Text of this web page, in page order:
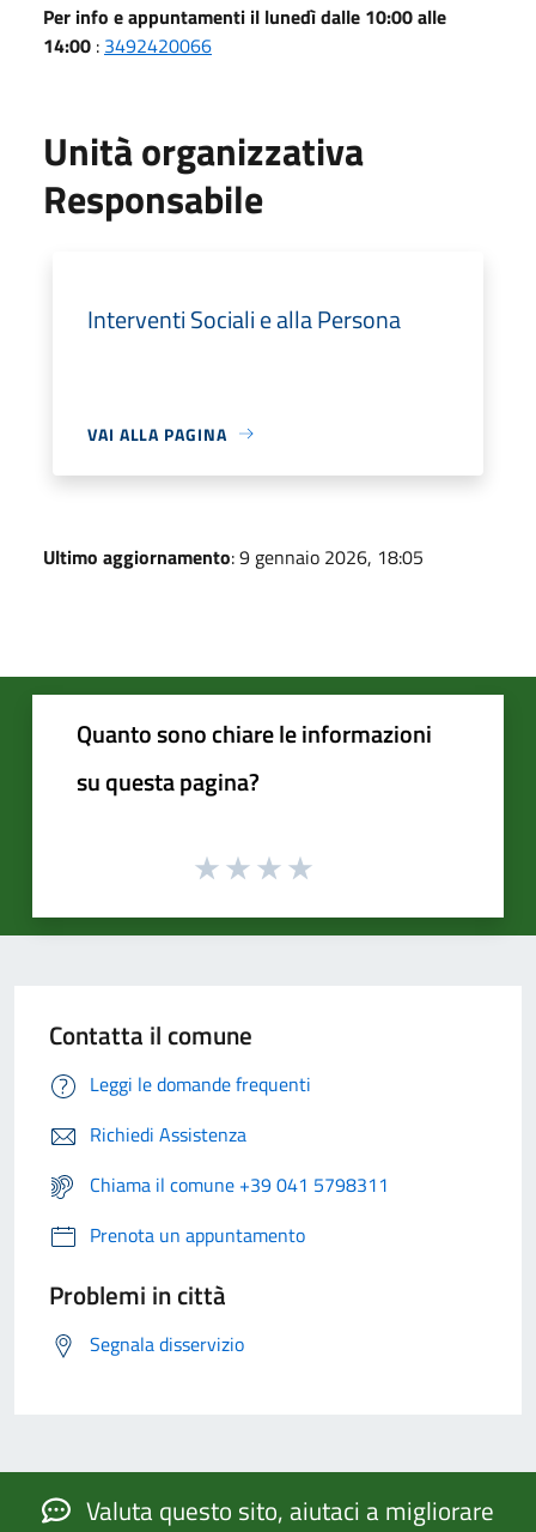
Per info e appuntamenti il lunedì dalle 10:00 alle
14:00 : 3492420066
Unità organizzativa
Responsabile
Interventi Sociali e alla Persona
VAI ALLA PAGINA
Ultimo aggiornamento: 9 gennaio 2026, 18:05
Quanto sono chiare le informazioni
su questa pagina?
Contatta il comune
Leggi le domande frequenti
Richiedi Assistenza
Chiama il comune +39 041 5798311
Prenota un appuntamento
Problemi in città
Segnala disservizio
Valuta questo sito, aiutaci a migliorare